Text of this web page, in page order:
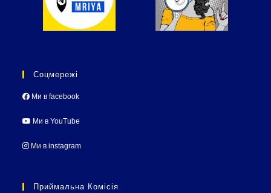
Соцмережі
Ми в facebook
Ми в YouTube
Ми в instagram
Приймальна Комісія